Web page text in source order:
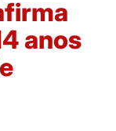
anos